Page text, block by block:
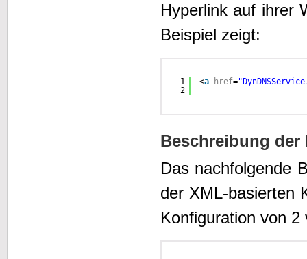
Hyperlink auf ihrer
Beispiel zeigt:
1
2
<a href=
Beschreibung der
Das nachfolgende
der XML-basierten
Konfiguration von